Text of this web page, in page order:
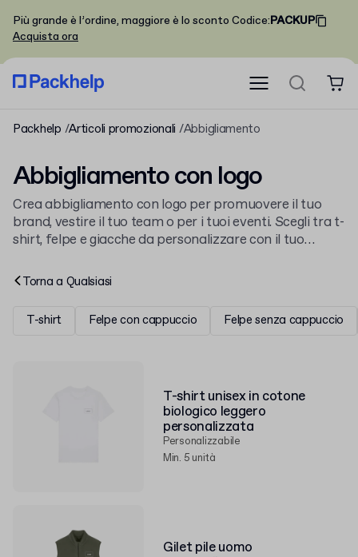
Più grande è l’ordine, maggiore è lo sconto Codice:PACKUP
Acquista ora
Packhelp Articoli promozionali Abbigliamento
Abbigliamento con logo
Crea abbigliamento con logo per promuovere il tuo
brand, vestire il tuo team o per i tuoi eventi. Scegli tra t-
shirt, felpe e giacche da personalizzare con il tuo
logoper una strategia di marketing completa.
Torna a Qualsiasi
T-shirt Felpe con cappuccio Felpe senza cappuccio
T-shirt unisex in cotone
biologico leggero
personalizzata
Personalizzabile
Min. 5 unità
Gilet pile uomo